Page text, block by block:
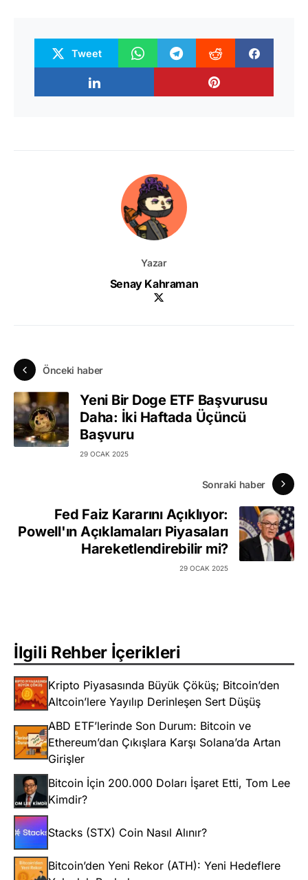
Tweet
Yazar
Senay Kahraman
Önceki haber
Yeni Bir Doge ETF Başvurusu
Daha: İki Haftada Üçüncü
Başvuru
29 OCAK 2025
Sonraki haber
Fed Faiz Kararını Açıklıyor:
Powell'ın Açıklamaları Piyasaları
Hareketlendirebilir mi?
29 OCAK 2025
İlgili Rehber İçerikleri
Kripto Piyasasında Büyük Çöküş; Bitcoin’den
Altcoin’lere Yayılıp Derinleşen Sert Düşüş
ABD ETF’lerinde Son Durum: Bitcoin ve
Ethereum’dan Çıkışlara Karşı Solana’da Artan
Girişler
Bitcoin İçin 200.000 Doları İşaret Etti, Tom Lee
Kimdir?
Stacks (STX) Coin Nasıl Alınır?
Bitcoin’den Yeni Rekor (ATH): Yeni Hedeflere